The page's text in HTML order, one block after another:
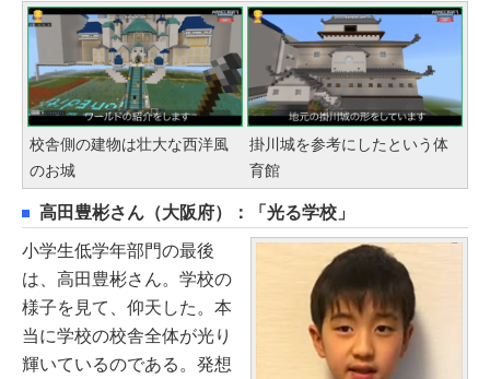
校舎側の建物は壮大な西洋風
のお城
掛川城を参考にしたという体
育館
高田豊彬さん（大阪府）：「光る学校」
小学生低学年部門の最後
は、高田豊彬さん。学校の
様子を見て、仰天した。本
当に学校の校舎全体が光り
輝いているのである。発想